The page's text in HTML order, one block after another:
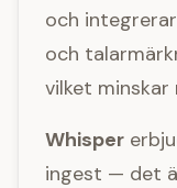
och
och
vilket minskar
Whisper
ingest — det